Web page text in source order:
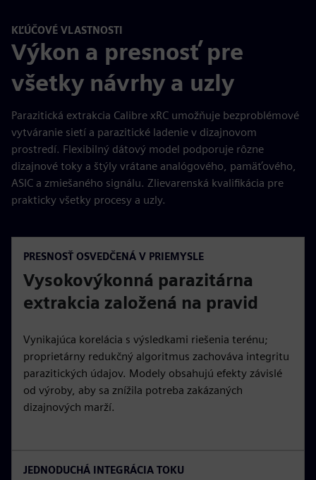
KĽÚČOVÉ VLASTNOSTI
Výkon a presnosť pre
všetky návrhy a uzly
Parazitická extrakcia Calibre xRC umožňuje bezproblémové
vytváranie sietí a parazitické ladenie v dizajnovom
prostredí. Flexibilný dátový model podporuje rôzne
dizajnové toky a štýly vrátane analógového, pamäťového,
ASIC a zmiešaného signálu. Zlievarenská kvalifikácia pre
prakticky všetky procesy a uzly.
PRESNOSŤ OSVEDČENÁ V PRIEMYSLE
Vysokovýkonná parazitárna
extrakcia založená na pravid
Vynikajúca korelácia s výsledkami riešenia terénu;
proprietárny redukčný algoritmus zachováva integritu
parazitických údajov. Modely obsahujú efekty závislé
od výroby, aby sa znížila potreba zakázaných
dizajnových marží.
JEDNODUCHÁ INTEGRÁCIA TOKU